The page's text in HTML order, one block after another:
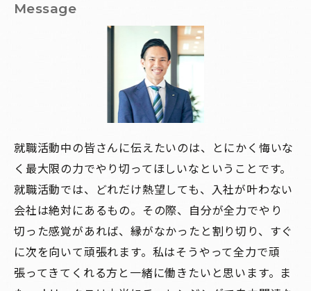
Message
就職活動中の皆さんに伝えたいのは、とにかく悔いな
く最大限の力でやり切ってほしいなということです。
就職活動では、どれだけ熱望しても、入社が叶わない
会社は絶対にあるもの。その際、自分が全力でやり
切った感覚があれば、縁がなかったと割り切り、すぐ
に次を向いて頑張れます。私はそうやって全力で頑
張ってきてくれる方と一緒に働きたいと思います。ま